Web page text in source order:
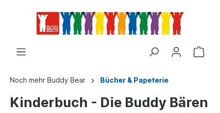
Noch mehr Buddy Bear Bücher & Papeterie
Kinderbuch - Die Buddy Bären